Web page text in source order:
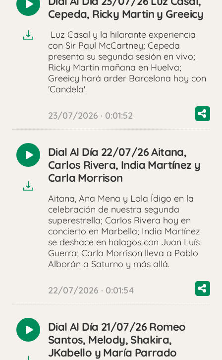
Reproducir
audioCepeda, Ricky Martin y Greeicy
Luz Casal y la hilarante experiencia
con Sir Paul McCartney; Cepeda
presenta su segunda sesión en vivo;
Ricky Martin mañana en Huelva;
Greeicy hará arder Barcelona hoy con
'Candela'.
23/07/2026 · 0:01:52
Reproducir
audio
Dial Al Día 22/07/26 Aitana,
Carlos Rivera, India Martínez y
Carla Morrison
Aitana, Ana Mena y Lola Ídigo en la
celebración de nuestra segunda
superestrella; Carlos Rivera hoy en
concierto en Marbella; India Martínez
se deshace en halagos con Juan Luís
Guerra; Carla Morrison lleva a Pablo
Alborán a Saturno y más allá.
22/07/2026 · 0:01:54
Reproducir
audio
Dial Al Día 21/07/26 Romeo
Santos, Melody, Shakira,
JKabello y María Parrado